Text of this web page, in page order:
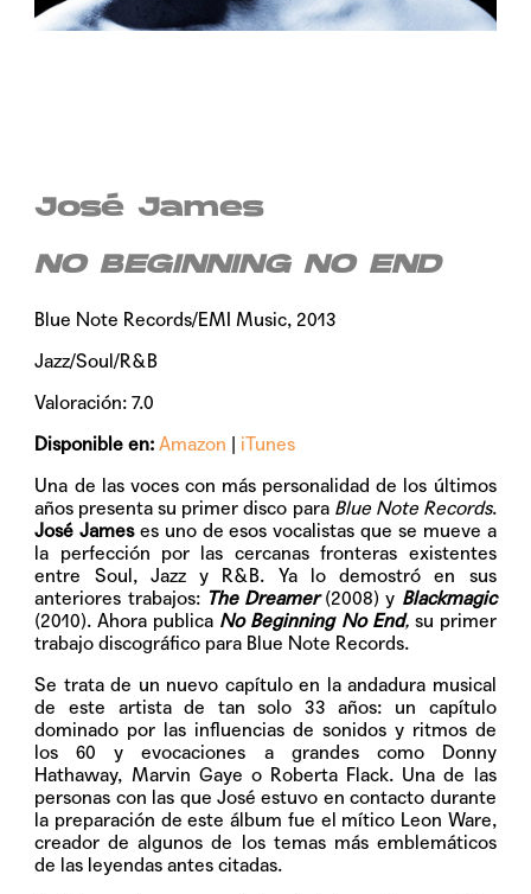
José James
NO BEGINNING NO END
Blue Note Records/EMI Music, 2013
Jazz/Soul/R&B
Valoración: 7.0
Disponible en: Amazon
iTunes
Una de las voces con más personalidad de los últimos
años presenta su primer disco para Blue Note Records.
José Jameses uno de esos vocalistas que se mueve a
la perfección por las cercanas fronteras existentes
entre Soul, Jazz y R&B. Ya lo demostró en sus
anteriores trabajos: The Dreamer(2008) y Blackmagic
(2010). Ahora publica No Beginning No End,su primer
trabajo discográfico para Blue Note Records.
Se trata de un nuevo capítulo en la andadura musical
de este artista de tan solo 33 años: un capítulo
dominado por las influencias de sonidos y ritmos de
los 60 y evocaciones a grandes como Donny
Hathaway, Marvin Gaye o Roberta Flack. Una de las
personas con las que José estuvo en contacto durante
la preparación de este álbum fue el mítico Leon Ware,
creador de algunos de los temas más emblemáticos
de las leyendas antes citadas.